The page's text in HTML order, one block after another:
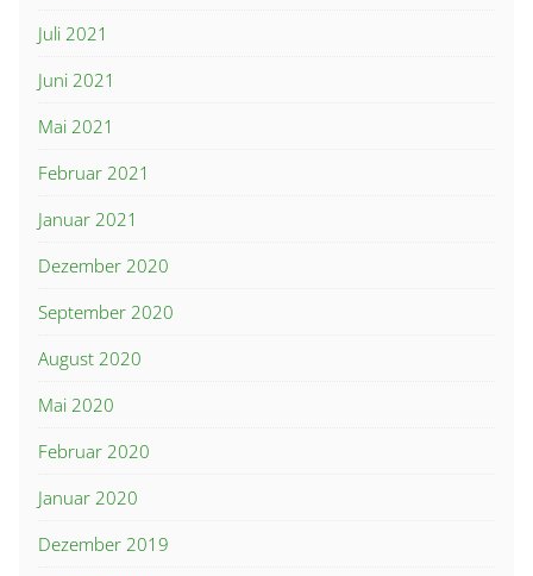
Juli 2021
Juni 2021
Mai 2021
Februar 2021
Januar 2021
Dezember 2020
September 2020
August 2020
Mai 2020
Februar 2020
Januar 2020
Dezember 2019